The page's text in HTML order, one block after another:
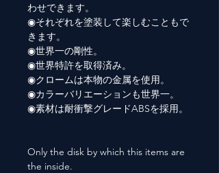
わせできます。
◉それぞれを塗装して楽しむこともで
きます。
◉世界一の剛性。
◉世界特許を取得済み。
◉クロームは本物の金属を使用。
◉カラーバリエーションも世界一。
◉素材は耐衝撃グレードABSを採用。
Only the disk by which this items are
the inside.